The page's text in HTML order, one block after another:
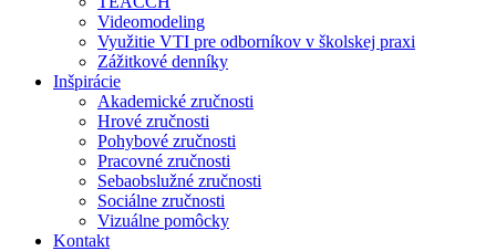
Videomodeling
Využitie VTI pre odborníkov v školskej praxi
Zážitkové denníky
Inšpirácie
Akademické zručnosti
Hrové zručnosti
Pohybové zručnosti
Pracovné zručnosti
Sebaobslužné zručnosti
Sociálne zručnosti
Vizuálne pomôcky
Kontakt